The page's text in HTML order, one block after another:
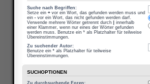
Suche nach Begriffen:
Setze ein + vor ein Wort, das gefunden werden muss und
ein - vor ein Wort, das nicht gefunden werden darf.
Verwende mehrere Wörter getrennt durch
innerhalb
einer Klammer, wenn nur eines der Wörter gefunden
werden muss. Benutze ein * als Platzhalter für teilweise
Übereinstimmungen.
Zu suchender Autor:
Benutze ein * als Platzhalter für teilweise
Übereinstimmungen.
SUCHOPTIONEN
Zu durchsuchende Foren: